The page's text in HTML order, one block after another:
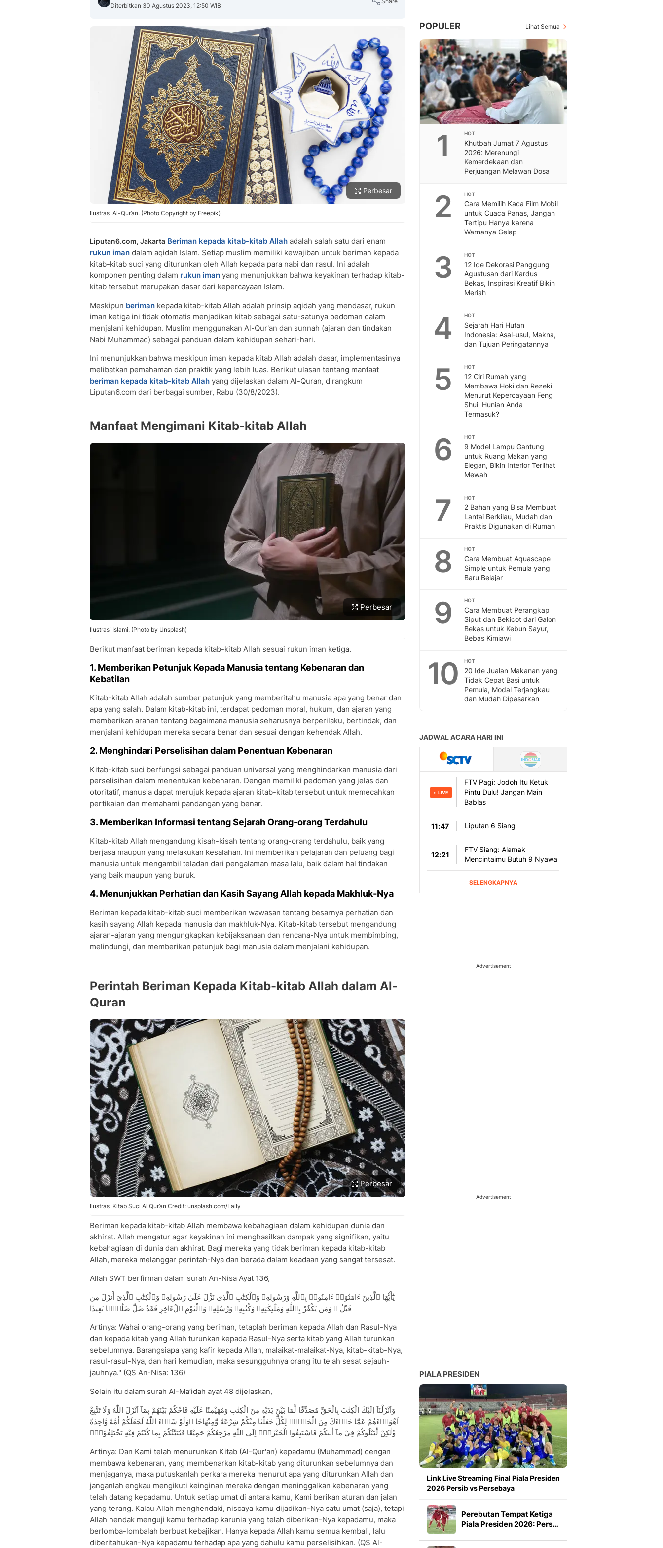
Diterbitkan 30 Agustus 2023, 12:50 WIB
Copy Link
Perbesar
Ilustrasi Al-Qur’an. (Photo Copyright by Freepik)
Liputan6.com, Jakarta Beriman kepada kitab-kitab Allah adalah salah satu dari enam
rukun iman dalam aqidah Islam. Setiap muslim memiliki kewajiban untuk beriman kepada
kitab-kitab suci yang diturunkan oleh Allah kepada para nabi dan rasul. Ini adalah
komponen penting dalam rukun iman yang menunjukkan bahwa keyakinan terhadap kitab-
kitab tersebut merupakan dasar dari kepercayaan Islam.
Meskipun beriman kepada kitab-kitab Allah adalah prinsip aqidah yang mendasar, rukun
iman ketiga ini tidak otomatis menjadikan kitab sebagai satu-satunya pedoman dalam
menjalani kehidupan. Muslim menggunakan Al-Qur'an dan sunnah (ajaran dan tindakan
Nabi Muhammad) sebagai panduan dalam kehidupan sehari-hari.
Ini menunjukkan bahwa meskipun iman kepada kitab Allah adalah dasar, implementasinya
melibatkan pemahaman dan praktik yang lebih luas. Berikut ulasan tentang manfaat
beriman kepada kitab-kitab Allah yang dijelaskan dalam Al-Quran, dirangkum
Liputan6.com dari berbagai sumber, Rabu (30/8/2023).
Manfaat Mengimani Kitab-kitab Allah
Perbesar
Ilustrasi Islami. (Photo by Unsplash)
Berikut manfaat beriman kepada kitab-kitab Allah sesuai rukun iman ketiga.
1. Memberikan Petunjuk Kepada Manusia tentang Kebenaran dan
Kebatilan
Kitab-kitab Allah adalah sumber petunjuk yang memberitahu manusia apa yang benar dan
apa yang salah. Dalam kitab-kitab ini, terdapat pedoman moral, hukum, dan ajaran yang
memberikan arahan tentang bagaimana manusia seharusnya berperilaku, bertindak, dan
menjalani kehidupan mereka secara benar dan sesuai dengan kehendak Allah.
2. Menghindari Perselisihan dalam Penentuan Kebenaran
Kitab-kitab suci berfungsi sebagai panduan universal yang menghindarkan manusia dari
perselisihan dalam menentukan kebenaran. Dengan memiliki pedoman yang jelas dan
otoritatif, manusia dapat merujuk kepada ajaran kitab-kitab tersebut untuk memecahkan
pertikaian dan memahami pandangan yang benar.
3. Memberikan Informasi tentang Sejarah Orang-orang Terdahulu
Kitab-kitab Allah mengandung kisah-kisah tentang orang-orang terdahulu, baik yang
berjasa maupun yang melakukan kesalahan. Ini memberikan pelajaran dan peluang bagi
manusia untuk mengambil teladan dari pengalaman masa lalu, baik dalam hal tindakan
yang baik maupun yang buruk.
4. Menunjukkan Perhatian dan Kasih Sayang Allah kepada Makhluk-Nya
Beriman kepada kitab-kitab suci memberikan wawasan tentang besarnya perhatian dan
kasih sayang Allah kepada manusia dan makhluk-Nya. Kitab-kitab tersebut mengandung
ajaran-ajaran yang mengungkapkan kebijaksanaan dan rencana-Nya untuk membimbing,
melindungi, dan memberikan petunjuk bagi manusia dalam menjalani kehidupan.
Perintah Beriman Kepada Kitab-kitab Allah dalam Al-
Quran
Perbesar
Ilustrasi Kitab Suci Al Qur’an Credit: unsplash.com/Laily
Beriman kepada kitab-kitab Allah membawa kebahagiaan dalam kehidupan dunia dan
akhirat. Allah mengatur agar keyakinan ini menghasilkan dampak yang signifikan, yaitu
kebahagiaan di dunia dan akhirat. Bagi mereka yang tidak beriman kepada kitab-kitab
Allah, mereka melanggar perintah-Nya dan berada dalam keadaan yang sangat tersesat.
Allah SWT berfirman dalam surah An-Nisa Ayat 136,
يَٰٓأَيُّهَا ٱلَّذِينَ ءَامَنُوٓا۟ ءَامِنُوا۟ بِٱللَّهِ وَرَسُولِهِۦ وَٱلْكِتَٰبِ ٱلَّذِى نَزَّلَ عَلَىٰ رَسُولِهِۦ وَٱلْكِتَٰبِ ٱلَّذِىٓ أَنزَلَ مِن
قَبْلُ ۚ وَمَن يَكْفُرْ بِٱللَّهِ وَمَلَٰٓئِكَتِهِۦ وَكُتُبِهِۦ وَرُسُلِهِۦ وَٱلْيَوْمِ ٱلْءَاخِرِ فَقَدْ ضَلَّ ضَلَٰلًۢا بَعِيدًا
Artinya: Wahai orang-orang yang beriman, tetaplah beriman kepada Allah dan Rasul-Nya
dan kepada kitab yang Allah turunkan kepada Rasul-Nya serta kitab yang Allah turunkan
sebelumnya. Barangsiapa yang kafir kepada Allah, malaikat-malaikat-Nya, kitab-kitab-Nya,
rasul-rasul-Nya, dan hari kemudian, maka sesungguhnya orang itu telah sesat sejauh-
jauhnya." (QS An-Nisa: 136)
Selain itu dalam surah Al-Ma’idah ayat 48 dijelaskan,
وَاَنْزَلْنَآ اِلَيْكَ الْكِتٰبَ بِالْحَقِّ مُصَدِّقًا لِّمَا بَيْنَ يَدَيْهِ مِنَ الْكِتٰبِ وَمُهَيْمِنًا عَلَيْهِ فَاحْكُمْ بَيْنَهُمْ بِمَآ اَنْزَلَ اللّٰهُ وَلَا تَتَّبِعْ
اَهْوَاۤءَهُمْ عَمَّا جَاۤءَكَ مِنَ الْحَقِّۗ لِكُلٍّ جَعَلْنَا مِنْكُمْ شِرْعَةً وَّمِنْهَاجًا ۗوَلَوْ شَاۤءَ اللّٰهُ لَجَعَلَكُمْ اُمَّةً وَّاحِدَةً
وَّلٰكِنْ لِّيَبْلُوَكُمْ فِيْ مَآ اٰتٰىكُمْ فَاسْتَبِقُوا الْخَيْرٰتِۗ اِلَى اللّٰهِ مَرْجِعُكُمْ جَمِيْعًا فَيُنَبِّئُكُمْ بِمَا كُنْتُمْ فِيْهِ تَخْتَلِفُوْنَۙ
Artinya: Dan Kami telah menurunkan Kitab (Al-Qur'an) kepadamu (Muhammad) dengan
membawa kebenaran, yang membenarkan kitab-kitab yang diturunkan sebelumnya dan
menjaganya, maka putuskanlah perkara mereka menurut apa yang diturunkan Allah dan
janganlah engkau mengikuti keinginan mereka dengan meninggalkan kebenaran yang
telah datang kepadamu. Untuk setiap umat di antara kamu, Kami berikan aturan dan jalan
yang terang. Kalau Allah menghendaki, niscaya kamu dijadikan-Nya satu umat (saja), tetapi
Allah hendak menguji kamu terhadap karunia yang telah diberikan-Nya kepadamu, maka
berlomba-lombalah berbuat kebajikan. Hanya kepada Allah kamu semua kembali, lalu
diberitahukan-Nya kepadamu terhadap apa yang dahulu kamu perselisihkan. (QS Al-
POPULER Lihat Semua
1 HOT
Khutbah Jumat 7 Agustus
2026: Merenungi
Kemerdekaan dan
Perjuangan Melawan Dosa
2 HOT
Cara Memilih Kaca Film Mobil
untuk Cuaca Panas, Jangan
Tertipu Hanya karena
Warnanya Gelap
3 HOT
12 Ide Dekorasi Panggung
Agustusan dari Kardus
Bekas, Inspirasi Kreatif Bikin
Meriah
4 HOT
Sejarah Hari Hutan
Indonesia: Asal-usul, Makna,
dan Tujuan Peringatannya
5 HOT
12 Ciri Rumah yang
Membawa Hoki dan Rezeki
Menurut Kepercayaan Feng
Shui, Hunian Anda
Termasuk?
6 HOT
9 Model Lampu Gantung
untuk Ruang Makan yang
Elegan, Bikin Interior Terlihat
Mewah
7 HOT
2 Bahan yang Bisa Membuat
Lantai Berkilau, Mudah dan
Praktis Digunakan di Rumah
8 HOT
Cara Membuat Aquascape
Simple untuk Pemula yang
Baru Belajar
9 HOT
Cara Membuat Perangkap
Siput dan Bekicot dari Galon
Bekas untuk Kebun Sayur,
Bebas Kimiawi
10 HOT
20 Ide Jualan Makanan yang
Tidak Cepat Basi untuk
Pemula, Modal Terjangkau
dan Mudah Dipasarkan
Advertisement
Advertisement
PIALA PRESIDEN
Link Live Streaming Final Piala Presiden
2026 Persib vs Persebaya
Perebutan Tempat Ketiga
Piala Presiden 2026: Pers…